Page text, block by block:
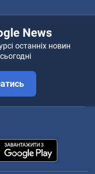
News
останніх новин